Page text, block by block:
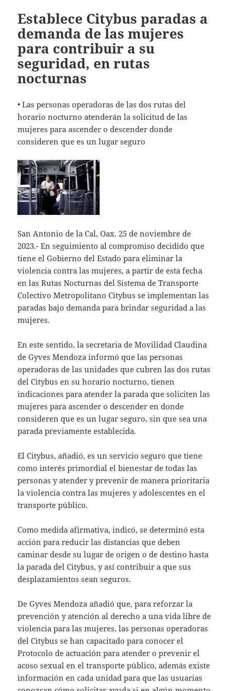
Establece Citybus paradas a
demanda de las mujeres
para contribuir a su
seguridad, en rutas
nocturnas
• Las personas operadoras de las dos rutas del
horario nocturno atenderán la solicitud de las
mujeres para ascender o descender donde
consideren que es un lugar seguro
San Antonio de la Cal, Oax. 25 de noviembre de
2023.- En seguimiento al compromiso decidido que
tiene el Gobierno del Estado para eliminar la
violencia contra las mujeres, a partir de esta fecha
en las Rutas Nocturnas del Sistema de Transporte
Colectivo Metropolitano Citybus se implementan las
paradas bajo demanda para brindar seguridad a las
mujeres.
En este sentido, la secretaria de Movilidad Claudina
de Gyves Mendoza informó que las personas
operadoras de las unidades que cubren las dos rutas
del Citybus en su horario nocturno, tienen
indicaciones para atender la parada que soliciten las
mujeres para ascender o descender en donde
consideren que es un lugar seguro, sin que sea una
parada previamente establecida.
El Citybus, añadió, es un servicio seguro que tiene
como interés primordial el bienestar de todas las
personas y atender y prevenir de manera prioritaria
la violencia contra las mujeres y adolescentes en el
transporte público.
Como medida afirmativa, indicó, se determinó esta
acción para reducir las distancias que deben
caminar desde su lugar de origen o de destino hasta
la parada del Citybus, y así contribuir a que sus
desplazamientos sean seguros.
De Gyves Mendoza añadió que, para reforzar la
prevención y atención al derecho a una vida libre de
violencia para las mujeres, las personas operadoras
del Citybus se han capacitado para conocer el
Protocolo de actuación para atender o prevenir el
acoso sexual en el transporte público, además existe
información en cada unidad para que las usuarias